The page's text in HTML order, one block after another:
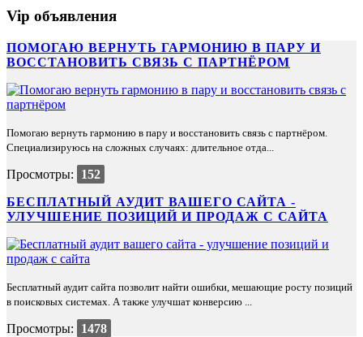
Vip объявления
ПОМОГАЮ ВЕРНУТЬ ГАРМОНИЮ В ПАРУ И
ВОССТАНОВИТЬ СВЯЗЬ С ПАРТНЁРОМ
Помогаю вернуть гармонию в пару и восстановить связь с партнёром.
Специализируюсь на сложных случаях: длительное отда...
Просмотры:
152
БЕСПЛАТНЫЙ АУДИТ ВАШЕГО САЙТА -
УЛУЧШЕНИЕ ПОЗИЦИЙ И ПРОДАЖ С САЙТА
Бесплатный аудит сайта позволит найти ошибки, мешающие росту позиций
в поисковых системах. А также улучшат конверсию ...
Просмотры:
1478